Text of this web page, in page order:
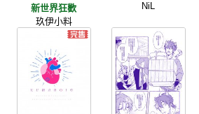
新世界狂歡
玖伊小料
NiL